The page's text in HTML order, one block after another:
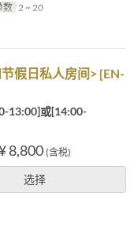
数 2 ~ 20
假日私人房间> [EN-
13:00]或[14:00-
8,800 (含税)
选择